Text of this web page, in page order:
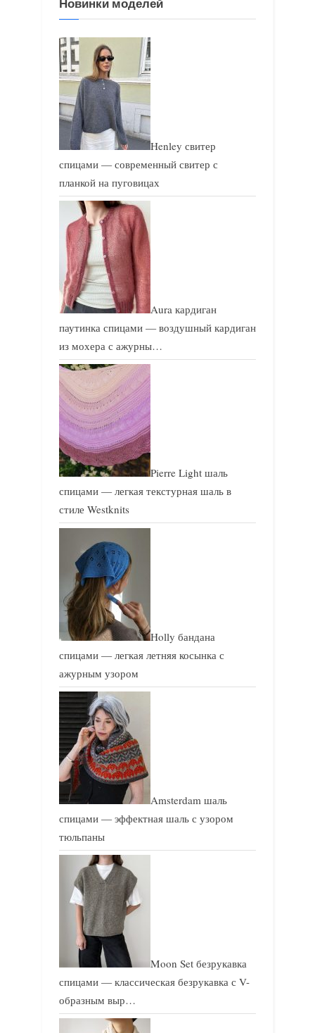
а
п
и
с
ь
:
Новинки моделей
Henley свитер
спицами — современный свитер с
планкой на пуговицах
Aura кардиган
паутинка спицами — воздушный кардиган
из мохера с ажурны…
Pierre Light шаль
спицами — легкая текстурная шаль в
стиле Westknits
Holly бандана
спицами — легкая летняя косынка с
ажурным узором
Amsterdam шаль
спицами — эффектная шаль с узором
тюльпаны
Moon Set безрукавка
спицами — классическая безрукавка с V-
образным выр…